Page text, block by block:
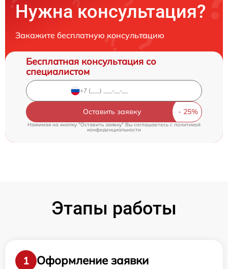
Нужна консультация?
Закажите бесплатную консультацию
Бесплатная консультация со
специалистом
Оставить заявку
Нажимая на кнопку "Оставить заявку" Вы соглашаетесь cполитикой
конфиденциальности
Этапы работы
1 Оформление заявки